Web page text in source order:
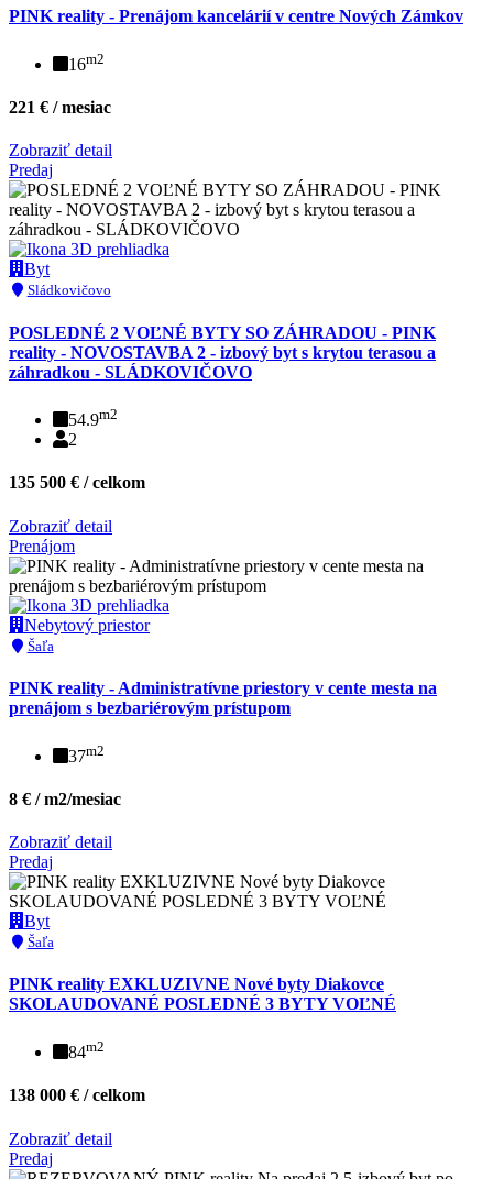
PINK reality - Prenájom kancelárií v centre Nových Zámkov
16m2
221 € / mesiac
Zobraziť detail
Predaj
Byt
Sládkovičovo
POSLEDNÉ 2 VOĽNÉ BYTY SO ZÁHRADOU - PINK
reality - NOVOSTAVBA 2 - izbový byt s krytou terasou a
záhradkou - SLÁDKOVIČOVO
54.9m2
2
135 500 € / celkom
Zobraziť detail
Prenájom
Nebytový priestor
Šaľa
PINK reality - Administratívne priestory v cente mesta na
prenájom s bezbariérovým prístupom
37m2
8 € / m2/mesiac
Zobraziť detail
Predaj
Byt
Šaľa
PINK reality EXKLUZIVNE Nové byty Diakovce
SKOLAUDOVANÉ POSLEDNÉ 3 BYTY VOĽNÉ
84m2
138 000 € / celkom
Zobraziť detail
Predaj